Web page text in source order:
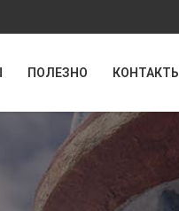
ПОЛЕЗНО КОНТАКТЫ